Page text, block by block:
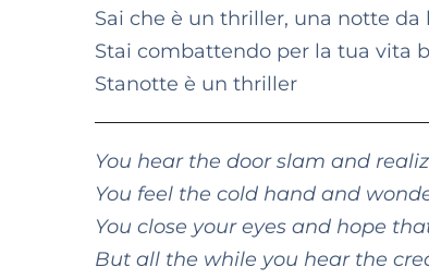
Sai che è un thriller, una notte da
Stai combattendo per la tua vita
Stanotte è un thriller
You hear the door slam and
You feel the cold hand and
You close your eyes and hope
But all the while you hear the